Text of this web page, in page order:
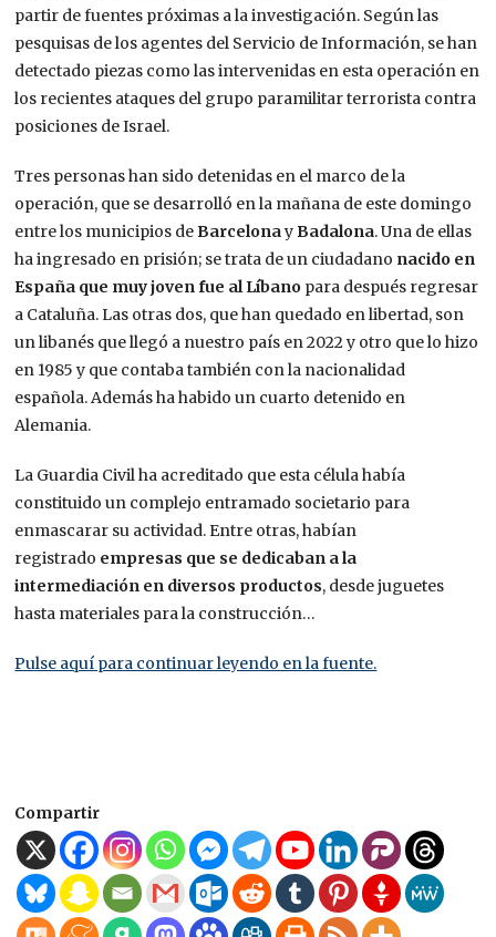
partir de fuentes próximas a la investigación. Según las
pesquisas de los agentes del Servicio de Información, se han
detectado piezas como las intervenidas en esta operación en
los recientes ataques del grupo paramilitar terrorista contra
posiciones de Israel.
Tres personas han sido detenidas en el marco de la
operación, que se desarrolló en la mañana de este domingo
entre los municipios deBarcelonayBadalona. Una de ellas
ha ingresado en prisión; se trata de un ciudadano nacido en
España que muy joven fue al Líbano para después regresar
a Cataluña. Las otras dos, que han quedado en libertad, son
un libanés que llegó a nuestro país en 2022 y otro que lo hizo
en 1985 y que contaba también con la nacionalidad
española. Además ha habido un cuarto detenido en
Alemania.
La Guardia Civil ha acreditado que esta célula había
constituido un complejo entramado societario para
enmascarar su actividad. Entre otras, habían
registrado empresas que se dedicaban a la
intermediación en diversos productos, desde juguetes
hasta materiales para la construcción…
Pulse aquí para continuar leyendo en la fuente.
Compartir